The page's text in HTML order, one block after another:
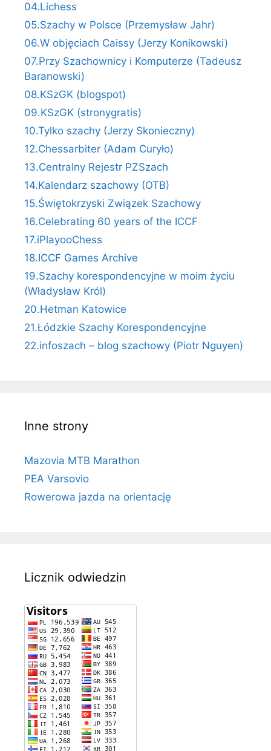
04.Lichess
05.Szachy w Polsce (Przemysław Jahr)
06.W objęciach Caissy (Jerzy Konikowski)
07.Przy Szachownicy i Komputerze (Tadeusz
Baranowski)
08.KSzGK (blogspot)
09.KSzGK (stronygratis)
10.Tylko szachy (Jerzy Skonieczny)
12.Chessarbiter (Adam Curyło)
13.Centralny Rejestr PZSzach
14.Kalendarz szachowy (OTB)
15.Świętokrzyski Związek Szachowy
16.Celebrating 60 years of the ICCF
17.iPlayooChess
18.ICCF Games Archive
19.Szachy korespondencyjne w moim życiu
(Władysław Król)
20.Hetman Katowice
21.Łódzkie Szachy Korespondencyjne
22.infoszach – blog szachowy (Piotr Nguyen)
Inne strony
Mazovia MTB Marathon
PEA Varsovio
Rowerowa jazda na orientację
Licznik odwiedzin